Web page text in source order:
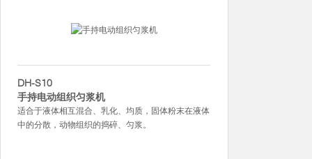
DH-S10
手持电动组织匀浆机
适合于液体相互混合、乳化、均质，固体粉末在液体
中的分散，动物组织的捣碎、匀浆。